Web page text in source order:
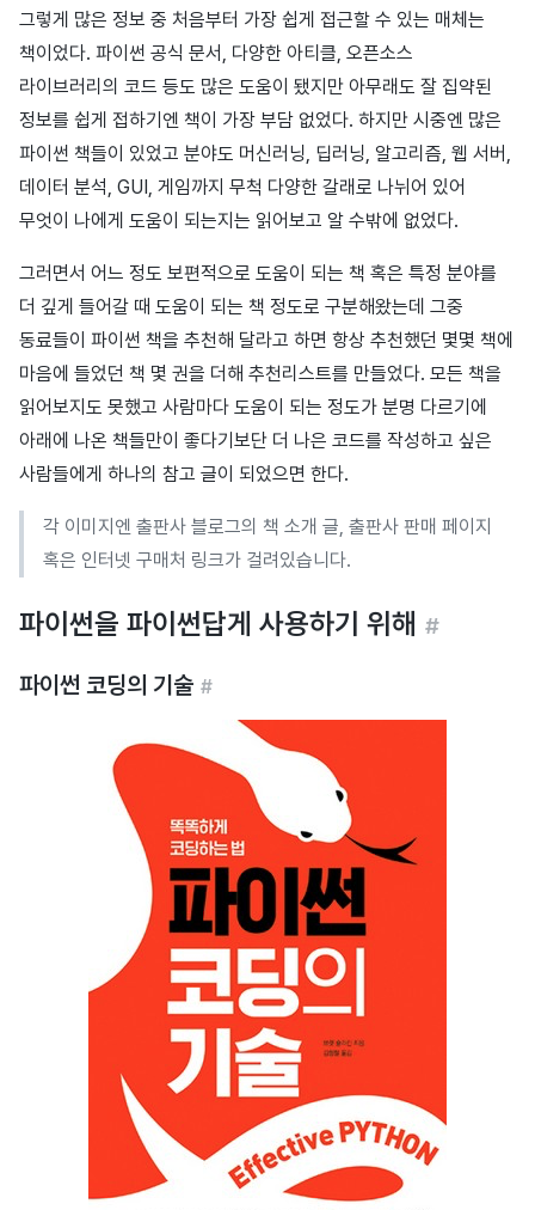
그렇게 많은 정보 중 처음부터 가장 쉽게 접근할 수 있는 매체는
책이었다. 파이썬 공식 문서, 다양한 아티클, 오픈소스
라이브러리의 코드 등도 많은 도움이 됐지만 아무래도 잘 집약된
정보를 쉽게 접하기엔 책이 가장 부담 없었다. 하지만 시중엔 많은
파이썬 책들이 있었고 분야도 머신러닝, 딥러닝, 알고리즘, 웹 서버,
데이터 분석, GUI, 게임까지 무척 다양한 갈래로 나뉘어 있어
무엇이 나에게 도움이 되는지는 읽어보고 알 수밖에 없었다.
그러면서 어느 정도 보편적으로 도움이 되는 책 혹은 특정 분야를
더 깊게 들어갈 때 도움이 되는 책 정도로 구분해왔는데 그중
동료들이 파이썬 책을 추천해 달라고 하면 항상 추천했던 몇몇 책에
마음에 들었던 책 몇 권을 더해 추천리스트를 만들었다. 모든 책을
읽어보지도 못했고 사람마다 도움이 되는 정도가 분명 다르기에
아래에 나온 책들만이 좋다기보단 더 나은 코드를 작성하고 싶은
사람들에게 하나의 참고 글이 되었으면 한다.
각 이미지엔 출판사 블로그의 책 소개 글, 출판사 판매 페이지
혹은 인터넷 구매처 링크가 걸려있습니다.
파이썬을 파이썬답게 사용하기 위해 #
파이썬 코딩의 기술 #